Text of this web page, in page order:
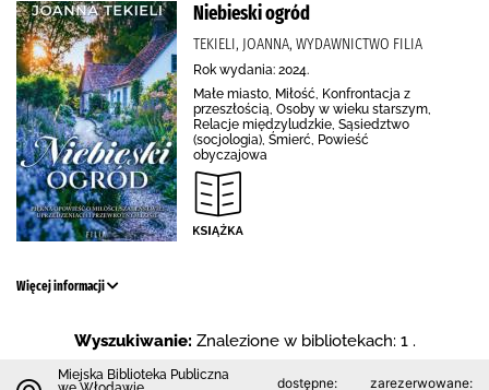
Niebieski ogród
TEKIELI, JOANNA, WYDAWNICTWO FILIA
Rok wydania: 2024.
Małe miasto, Miłość, Konfrontacja z
przeszłością, Osoby w wieku starszym,
Relacje międzyludzkie, Sąsiedztwo
(socjologia), Śmierć, Powieść
obyczajowa
Więcej informacji
Wyszukiwanie: Znalezione w bibliotekach: 1 .
Miejska Biblioteka Publiczna
dostępne: zarezerwowane: